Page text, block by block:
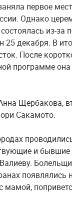
первое
Однако
из-за
25 декабря. В
После
программе
Щербакова,
Сакамото.
и бывшие
появлялись
мамой,